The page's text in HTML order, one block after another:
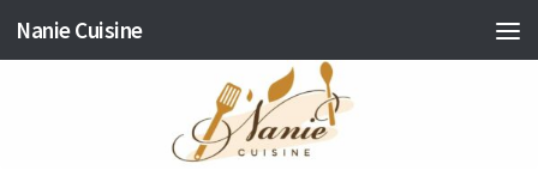
Skip to content
Nanie Cuisine